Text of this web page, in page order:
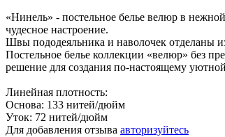
«Нинель» - постельное белье велюр в
чудесное настроение.
Швы пододеяльника и наволочек отделаны
Постельное белье коллекции «велюр» без
решение для создания по-настоящему
Линейная плотность:
Основа: 133 нитей/дюйм
Уток: 72 нитей/дюйм
Для добавления отзыва авторизуйтесь